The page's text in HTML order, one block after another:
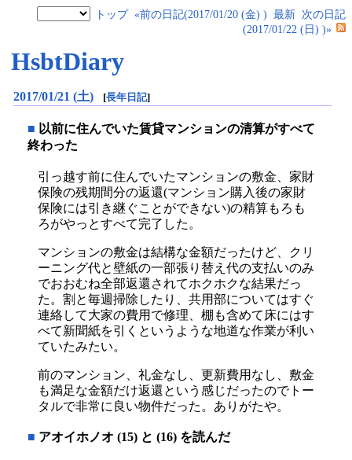
トップ «前の日記(2017/01/20 (金) ) 最新 次の日記
(2017/01/22 (日) )»
HsbtDiary
2017/01/21 (土) [長年日記]
■ 以前に住んでいた賃貸マンションの清算がすべて
終わった
引っ越す前に住んでいたマンションの敷金、家財
保険の残期間分の返還(マンション購入後の家財
保険には引き継ぐことができない)の精算もろも
ろがやっとすべて完了した。
マンションの敷金は結構な金額だったけど、クリ
ーニング代と壁紙の一部張り替え代の支払いのみ
でおおむね全部返還されてホクホクな結果だっ
た。割と毎週掃除したり、共用部についてはすぐ
連絡して大家の費用で修理、棚も含めて床にはす
べて新聞紙を引くというような地道な作業が利い
ていたみたい。
前のマンション、礼金なし、更新費用なし、敷金
も満足な金額だけ返還という感じだったのでトー
タルで非常に良い物件だった。ありがたや。
■ アオイホノオ (15) と (16) を読んだ